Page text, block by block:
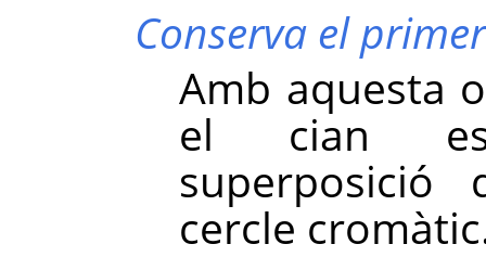
Conserva el
Amb aquesta
el cian
cercle